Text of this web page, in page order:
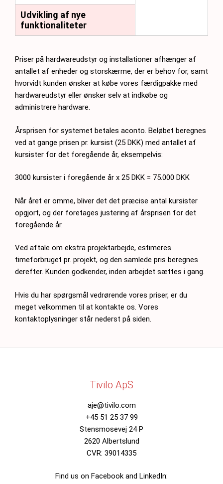
Udvikling af nye
funktionaliteter
Priser på hardwareudstyr og installationer afhænger af
antallet af enheder og storskærme, der er behov for, samt
hvorvidt kunden ønsker at købe vores færdigpakke med
hardwareudstyr eller ønsker selv at indkøbe og
administrere hardware.
Årsprisen for systemet betales aconto. Beløbet beregnes
ved at gange prisen pr. kursist (25 DKK) med antallet af
kursister for det foregående år, eksempelvis:
3000 kursister i foregående år x 25 DKK = 75.000 DKK
Når året er omme, bliver det det præcise antal kursister
opgjort, og der foretages justering af årsprisen for det
foregående år.
Ved aftale om ekstra projektarbejde, estimeres
timeforbruget pr. projekt, og den samlede pris beregnes
derefter. Kunden godkender, inden arbejdet sættes i gang.
Hvis du har spørgsmål vedrørende vores priser, er du
meget velkommen til at kontakte os. Vores
kontaktoplysninger står nederst på siden.
Tivilo ApS
aje@tivilo.com
+45 51 25 37 99
Stensmosevej 24 P
2620 Albertslund
CVR: 39014335
Find us on Facebook and LinkedIn: